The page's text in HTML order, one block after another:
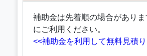
補助金は先着順の場合があり
にご利用ください。
<<補助金を利用して無料見積